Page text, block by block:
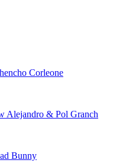
Corleone
Alejandro & Pol Granch
Bunny